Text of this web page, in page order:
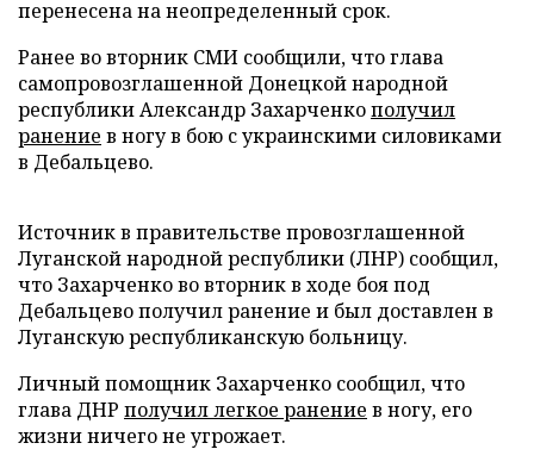
перенесена на неопределенный срок.
Ранее во вторник СМИ сообщили, что глава
самопровозглашенной Донецкой народной
республики Александр Захарченкополучил
ранение в ногу в бою с украинскими силовиками
в Дебальцево.
Источник в правительстве провозглашенной
Луганской народной республики (ЛНР) сообщил,
что Захарченко во вторник в ходе боя под
Дебальцево получил ранение и был доставлен в
Луганскую республиканскую больницу.
Личный помощник Захарченко сообщил, что
глава ДНР получил легкое ранение в ногу, его
жизни ничего не угрожает.